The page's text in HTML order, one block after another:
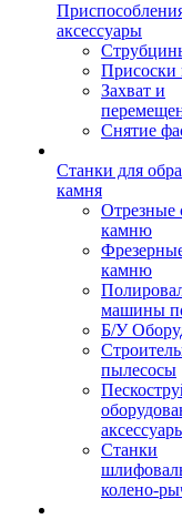
аксессуары
Присоски
Захват и
Снятие
Станки для
камня
Отрезные
камню
камню
машины
Б/У
пылесосы
Станки
колено-